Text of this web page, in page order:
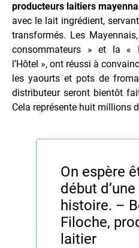
producteurs laitiers
avec le lait ingrédient,
transformés. Les
consommateurs » et la «
l’Hôtel », ont réussi à
les yaourts et pots de
distributeur seront bientôt
Cela représente huit millions
On espère
début
histoire. –
Filoche,
laitier